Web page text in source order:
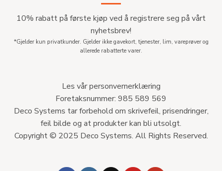
10% rabatt på første kjøp ved å registrere seg på vårt
nyhetsbrev!
*Gjelder kun privatkunder. Gjelder ikke gavekort, tjenester, lim, vareprøver og
allerede rabatterte varer.
Les vår personvernerklæring
Foretaksnummer: 985 589 569
Deco Systems tar forbehold om skrivefeil, prisendringer,
feil bilde og at produkter kan bli utsolgt.
Copyright © 2025 Deco Systems. All Rights Reserved.